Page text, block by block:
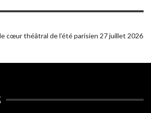
cœur théâtral de l’été parisien 27 juillet 2026